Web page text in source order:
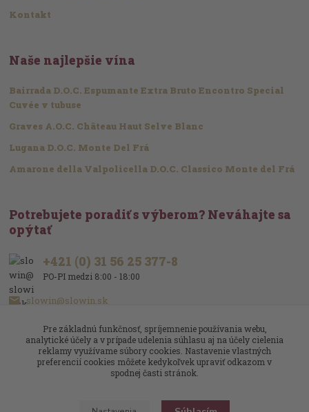
Kontakt
Naše najlepšie vína
Bairrada D.O.C. Espumante Extra Bruto Encontro Special
Cuvée v tubuse
Graves A.O.C. Château Haut Selve Blanc
Lugana D.O.C. Monte Del Frá
Amarone della Valpolicella D.O.C. Classico Monte del Frá
Potrebujete poradiť s výberom? Neváhajte sa
opýtať
+421 (0) 31 56 25 377-8
PO-PI medzi 8:00 - 18:00
slowin@slowin.sk
Pre základnú funkčnosť, spríjemnenie používania webu,
analytické účely a v prípade udelenia súhlasu aj na účely cielenia
reklamy využívame súbory cookies. Nastavenie vlastných
preferencií cookies môžete kedykoľvek upraviť odkazom v
spodnej časti stránok.